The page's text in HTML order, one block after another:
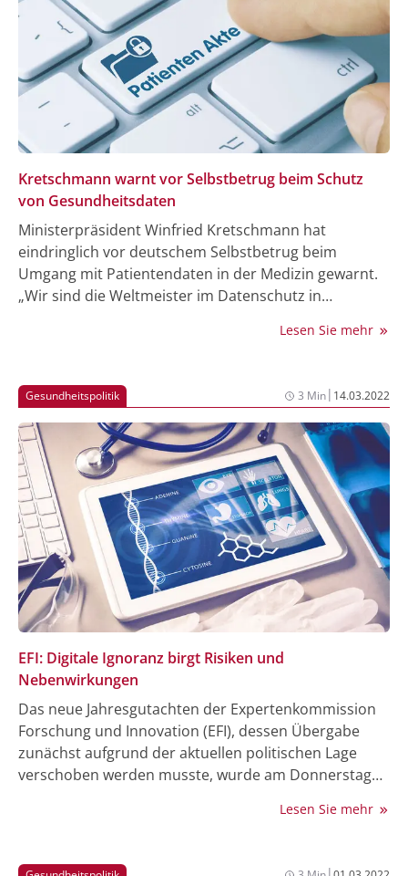
Kretschmann warnt vor Selbstbetrug beim Schutz
von Gesundheitsdaten
Ministerpräsident Winfried Kretschmann hat
eindringlich vor deutschem Selbstbetrug beim
Umgang mit Patientendaten in der Medizin gewarnt.
„Wir sind die Weltmeister im Datenschutz in
bei einem Besuch des weltgrößten Pharmakonzerns
dürfe aber nicht dazu führen, dass klinische Studien
ins Ausland verlegt würden. „Wenn bei uns die
Standards zu hoch sind, dann geht man nach Peru –
das ist ja eine Art Datenkolonialismus. Das ist
Selbstbetrug und eine Selbstlüge.“ Das müsse
überwunden werden.
Lesen Sie mehr
Gesundheitspolitik 3 Min| 14.03.2022
EFI: Digitale Ignoranz birgt Risiken und
Nebenwirkungen
Das neue Jahresgutachten der Expertenkommission
Forschung und Innovation (EFI), dessen Übergabe
zunächst aufgrund der aktuellen politischen Lage
verschoben werden musste, wurde am Donnerstag
den erheblichen Rückstand Deutschlands bei der
Lesen Sie mehr
|